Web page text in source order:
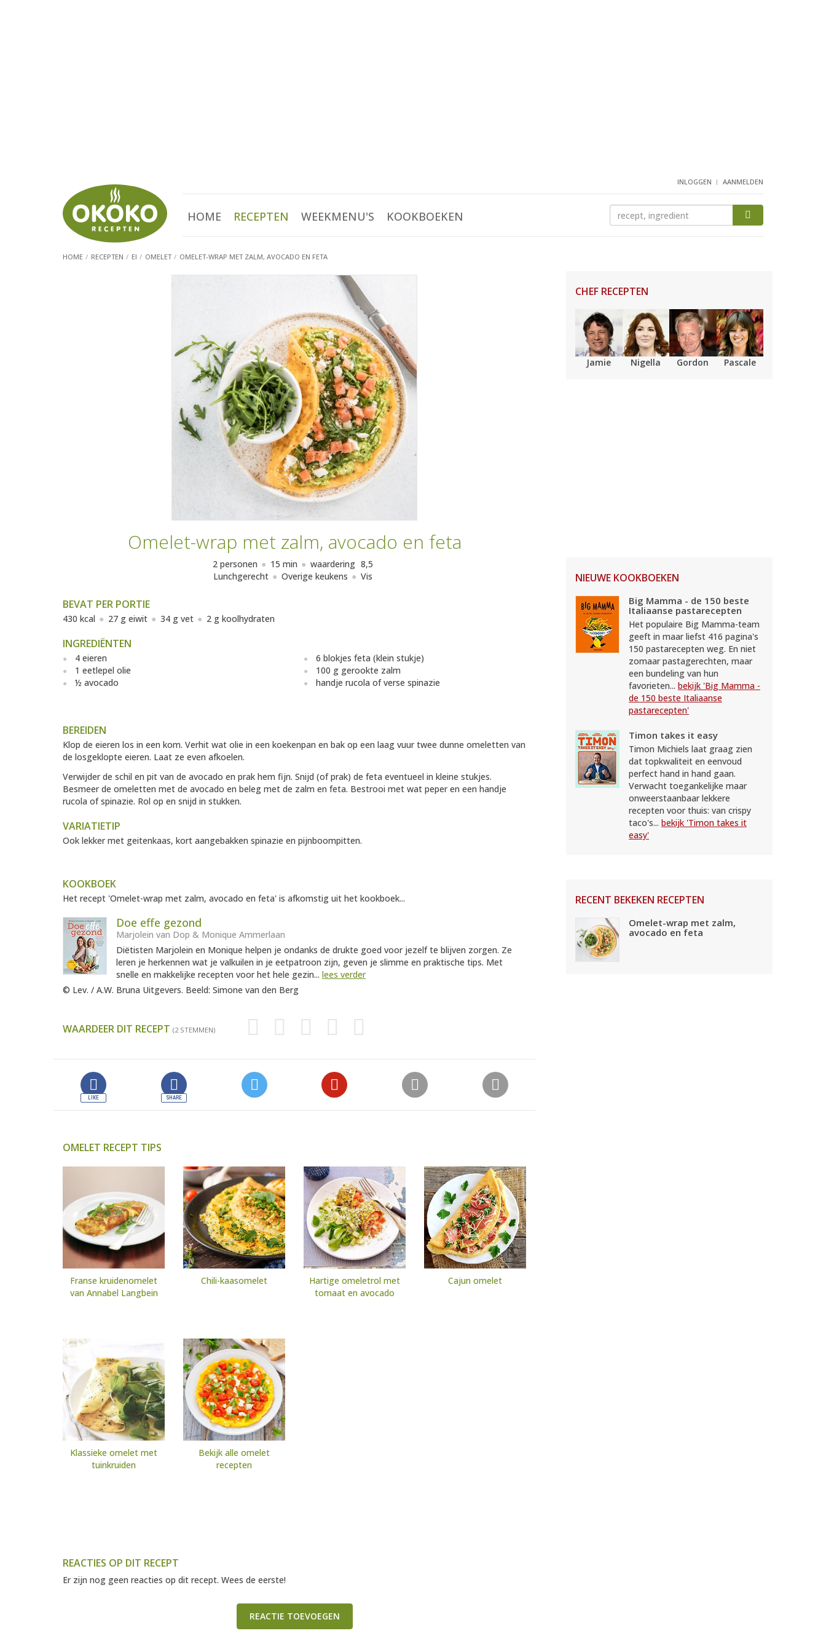
INLOGGEN AANMELDEN
HOME RECEPTEN WEEKMENU'S KOOKBOEKEN
HOME RECEPTEN EI OMELET OMELET-WRAP MET ZALM, AVOCADO EN FETA
Omelet-wrap met zalm, avocado en feta
2 personen 15 min waardering 8,5
Lunchgerecht
Overige keukens Vis
BEVAT PER PORTIE
430 kcal 27 g eiwit 34 g vet 2 g koolhydraten
INGREDIËNTEN
4 eieren
1 eetlepel olie
½ avocado
6 blokjes feta (klein stukje)
100 g gerookte zalm
handje rucola of verse spinazie
BEREIDEN
Klop de eieren los in een kom. Verhit wat olie in een koekenpan en bak op een laag vuur twee dunne omeletten van
de losgeklopte eieren. Laat ze even afkoelen.
Verwijder de schil en pit van de avocado en prak hem fijn. Snijd (of prak) de feta eventueel in kleine stukjes.
Besmeer de omeletten met de avocado en beleg met de zalm en feta. Bestrooi met wat peper en een handje
rucola of spinazie. Rol op en snijd in stukken.
VARIATIETIP
Ook lekker met geitenkaas, kort aangebakken spinazie en pijnboompitten.
KOOKBOEK
Het recept 'Omelet-wrap met zalm, avocado en feta' is afkomstig uit het kookboek...
Doe effe gezond
Marjolein van Dop & Monique Ammerlaan
Diëtisten Marjolein en Monique helpen je ondanks de drukte goed voor jezelf te blijven zorgen. Ze
leren je herkennen wat je valkuilen in je eetpatroon zijn, geven je slimme en praktische tips. Met
snelle en makkelijke recepten voor het hele gezin... lees verder
© Lev. / A.W. Bruna Uitgevers. Beeld: Simone van den Berg
WAARDEER DIT RECEPT (2 STEMMEN)
OMELET RECEPT TIPS
Franse kruidenomelet
van Annabel Langbein
Chili-kaasomelet
Hartige omeletrol met
tomaat en avocado
Cajun omelet
Klassieke omelet met
tuinkruiden
Bekijk alle omelet
recepten
REACTIES OP DIT RECEPT
Er zijn nog geen reacties op dit recept. Wees de eerste!
REACTIE TOEVOEGEN
CHEF RECEPTEN
Jamie Nigella Gordon Pascale
NIEUWE KOOKBOEKEN
Big Mamma - de 150 beste
Italiaanse pastarecepten
Het populaire Big Mamma-team
geeft in maar liefst 416 pagina's
150 pastarecepten weg. En niet
zomaar pastagerechten, maar
een bundeling van hun
favorieten... bekijk 'Big Mamma -
de 150 beste Italiaanse
pastarecepten'
Timon takes it easy
Timon Michiels laat graag zien
dat topkwaliteit en eenvoud
perfect hand in hand gaan.
Verwacht toegankelijke maar
onweerstaanbaar lekkere
recepten voor thuis: van crispy
taco's... bekijk 'Timon takes it
easy'
RECENT BEKEKEN RECEPTEN
Omelet-wrap met zalm,
avocado en feta